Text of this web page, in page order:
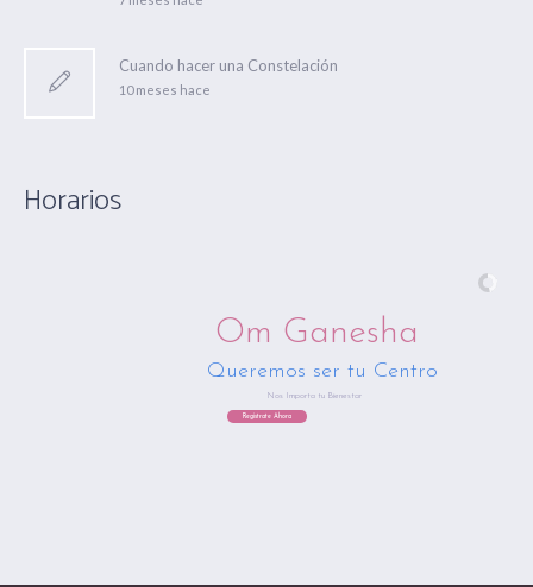
Cuando hacer una Constelación
10 meses hace
Horarios
Regístrate Ahora
Om Ganesha
Queremos ser tu Centro
Nos Importa tu Bienestar